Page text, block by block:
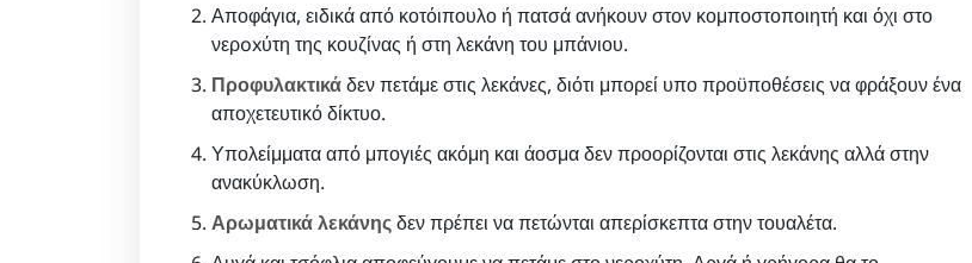
Αποφάγια, ειδικά από κοτόιπουλο ή πατσά ανήκουν στον κομποστοποιητή και όχι στο
νερoxύτη της κουζίνας ή στη λεκάνη του μπάνιου.
Προφυλακτικάδεν πετάμε στις λεκάνες, διότι μπορεί υπο προϋποθέσεις να φράξουν ένα
αποχετευτικό δίκτυο.
Υπολείμματα από μπογιές ακόμη και άοσμα δεν προορίζονται στις λεκάνης αλλά στην
ανακύκλωση.
Αρωματικά λεκάνηςδεν πρέπει να πετώνται απερίσκεπτα στην τουαλέτα.